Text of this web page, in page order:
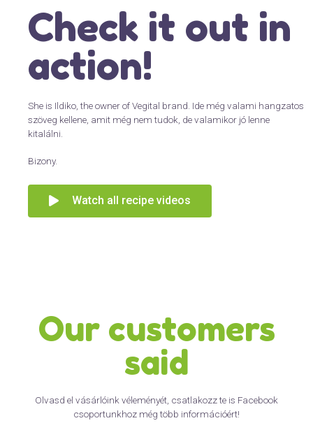
Check it out in
action!
She is Ildiko, the owner of Vegital brand. Ide még valami hangzatos
szöveg kellene, amit még nem tudok, de valamikor jó lenne
kitalálni.
Bizony.
Watch all recipe videos
Our customers
said
Olvasd el vásárlóink véleményét, csatlakozz te is Facebook
csoportunkhoz még több információért!